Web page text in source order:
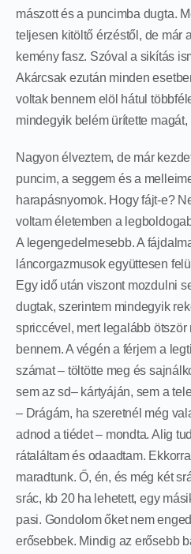
mászott és a puncimba dugta.
teljesen kitöltő érzéstől, de már
kemény fasz. Szóval a sikítás
Akárcsak ezután minden
voltak bennem elöl hátul
mindegyik belém ürítette magát,
Nagyon élveztem, de már
puncim, a seggem és a
harapásnyomok. Hogy fájt-e?
voltam életemben a
A legengedelmesebb. A
láncorgazmusok együttesen
Egy idő után viszont mozdulni
dugtak, szerintem mindegyik
spriccével, mert legalább
bennem. A végén a férjem a
számat – töltötte meg és
sem az sd– kártyáján, sem a
– Drágám, ha szeretnél még
adnod a tiédet – mondta. Alig
rátaláltam és odaadtam.
maradtunk. Ő, én, és még két
srác, kb 20 ha lehetett, egy
pasi. Gondolom őket nem
erősebbek. Mindig az erősebb